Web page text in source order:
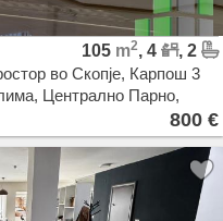
105 m2, 4
, 2
во Скопје, Карпош 3
Централно Парно,
800 EUR
800 €